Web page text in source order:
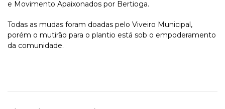
e Movimento Apaixonados por Bertioga.
Todas as mudas foram doadas pelo Viveiro Municipal,
porém o mutirão para o plantio está sob o empoderamento
da comunidade.